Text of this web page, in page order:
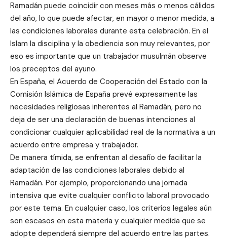
Ramadán puede coincidir con meses más o menos cálidos
del año, lo que puede afectar, en mayor o menor medida, a
las condiciones laborales durante esta celebración. En el
Islam la disciplina y la obediencia son muy relevantes, por
eso es importante que un trabajador musulmán observe
los preceptos del ayuno.
En España, el Acuerdo de Cooperación del Estado con la
Comisión Islámica de España prevé expresamente las
necesidades religiosas inherentes al Ramadán, pero no
deja de ser una declaración de buenas intenciones al
condicionar cualquier aplicabilidad real de la normativa a un
acuerdo entre empresa y trabajador.
De manera tímida, se enfrentan al desafío de facilitar la
adaptación de las condiciones laborales debido al
Ramadán. Por ejemplo, proporcionando una jornada
intensiva que evite cualquier conflicto laboral provocado
por este tema. En cualquier caso, los criterios legales aún
son escasos en esta materia y cualquier medida que se
adopte dependerá siempre del acuerdo entre las partes.